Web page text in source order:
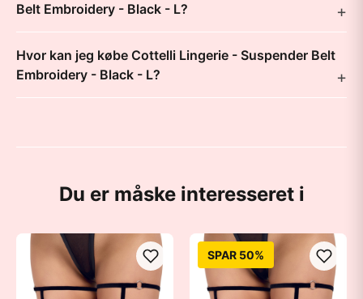
Belt Embroidery - Black - L?
Hvor kan jeg købe Cottelli Lingerie - Suspender Belt
Embroidery - Black - L?
Du er måske interesseret i
SPAR 50%